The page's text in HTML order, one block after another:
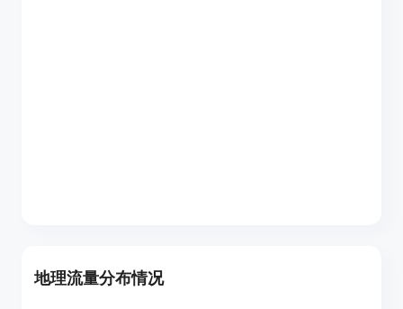
地理流量分布情况